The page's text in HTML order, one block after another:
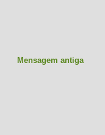
Mensagem antiga